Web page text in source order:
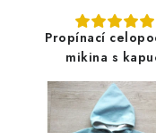
Propínací
mikina s
teplákovina,
zelená